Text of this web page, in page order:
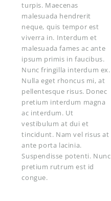
turpis. Maecenas
malesuada hendrerit
neque, quis tempor est
viverra in. Interdum et
malesuada fames ac ante
ipsum primis in faucibus.
Nunc fringilla interdum ex.
Nulla eget rhoncus mi, at
pellentesque risus. Donec
pretium interdum magna
ac interdum. Ut
vestibulum at dui et
tincidunt. Nam vel risus at
ante porta lacinia.
Suspendisse potenti. Nunc
pretium rutrum est id
congue.